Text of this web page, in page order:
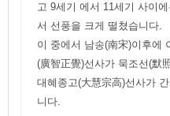
고 9세기 에서 11세기 사이
서 선풍을 크게 떨쳤습니다.
이 중에서 남송(南宋)이후에
(廣智正覺)선사가 묵조선(默
대혜종고(大慧宗高)선사가
니다.